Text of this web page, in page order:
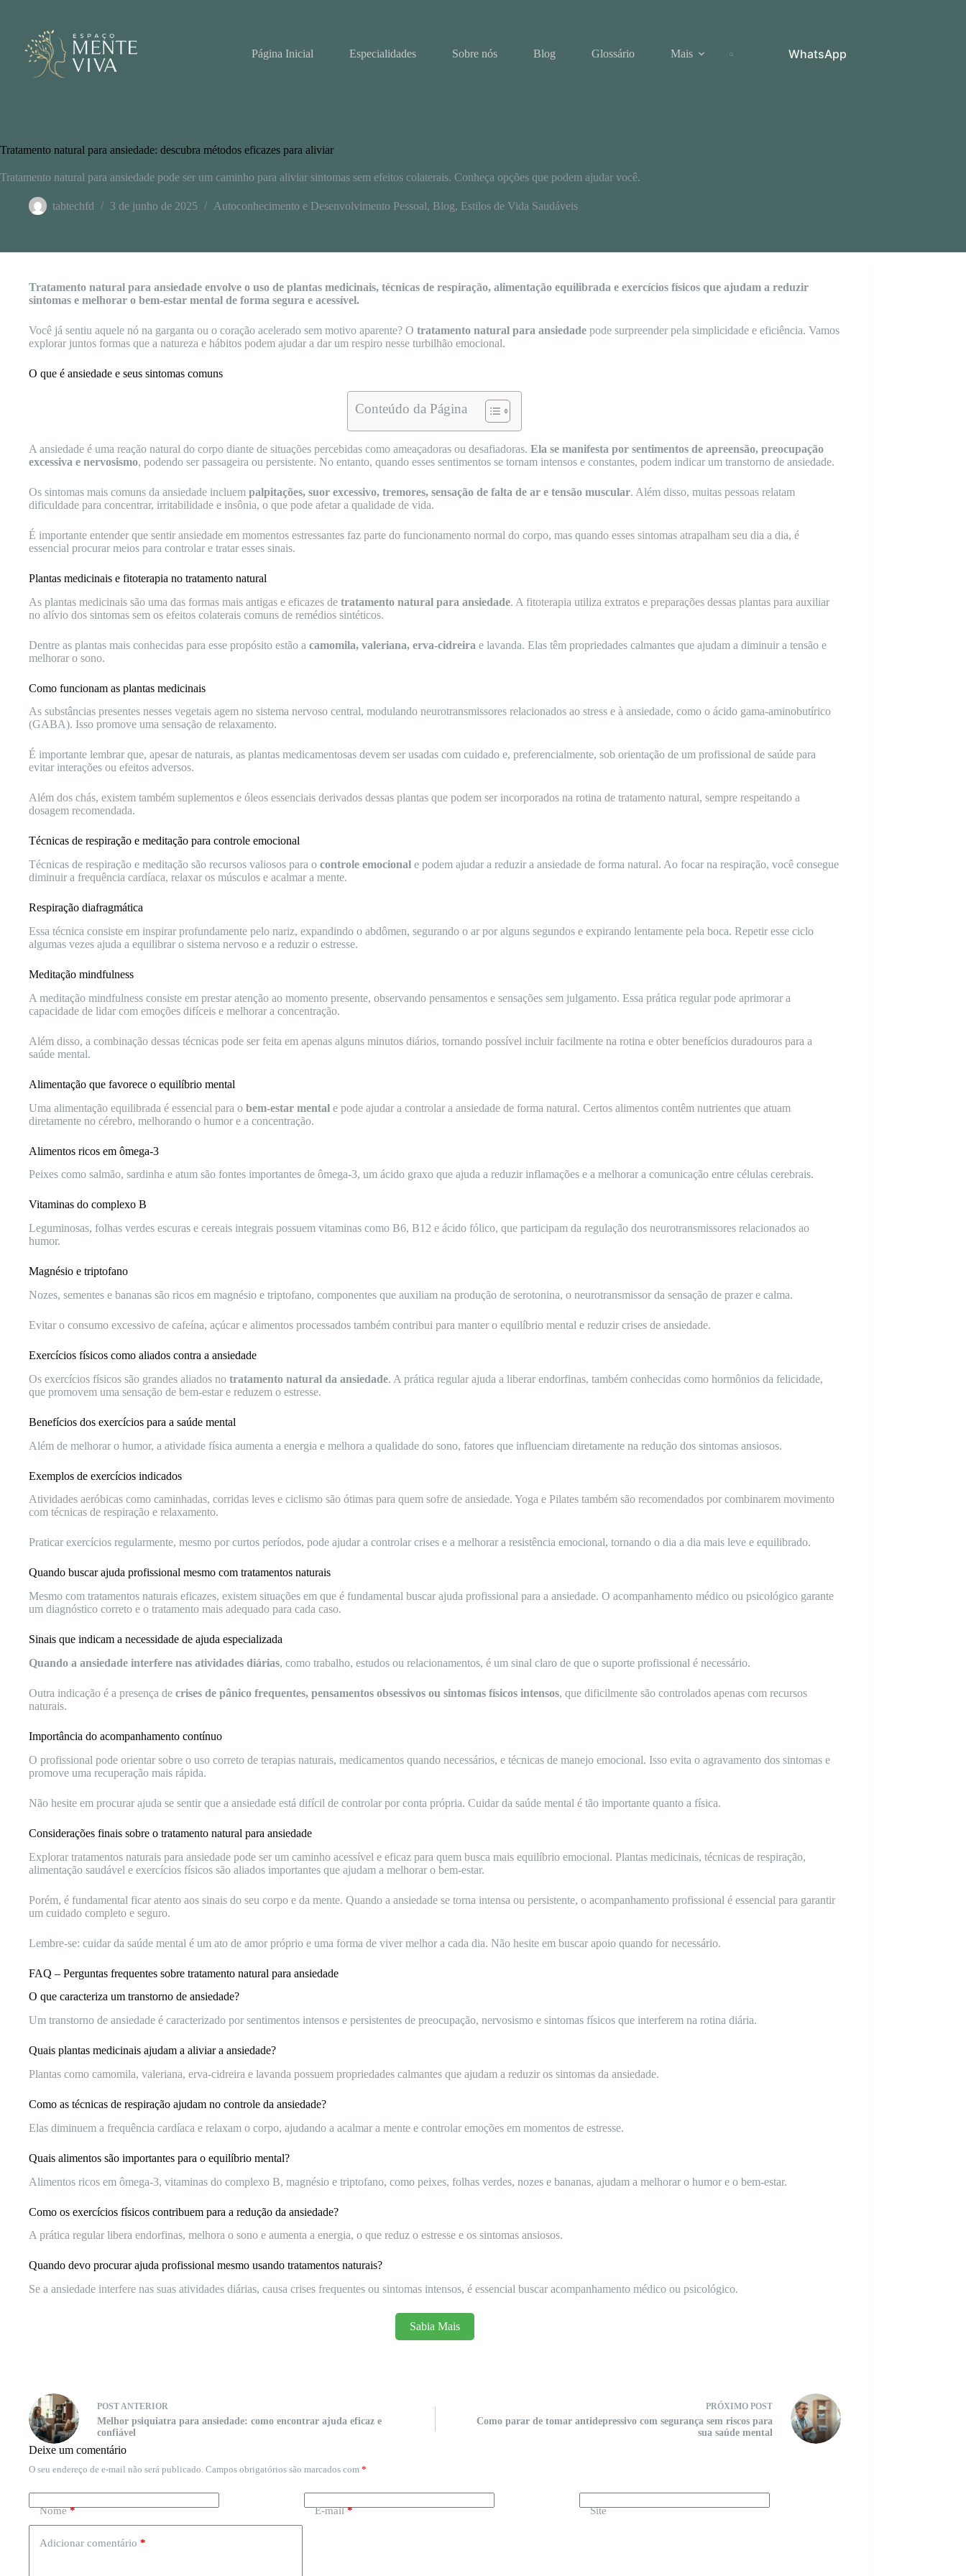
conteúdo
Página Inicial Especialidades Sobre nós Blog Glossário Mais WhatsApp
Tratamento natural para ansiedade: descubra métodos eficazes para aliviar
Tratamento natural para ansiedade pode ser um caminho para aliviar sintomas sem efeitos colaterais. Conheça opções que podem ajudar você.
tabtechfd 3 de junho de 2025 Autoconhecimento e Desenvolvimento Pessoal, Blog, Estilos de Vida Saudáveis
Tratamento natural para ansiedade envolve o uso de plantas medicinais, técnicas de respiração, alimentação equilibrada e exercícios físicos que ajudam a reduzir
sintomas e melhorar o bem-estar mental de forma segura e acessível.
Você já sentiu aquele nó na garganta ou o coração acelerado sem motivo aparente? O tratamento natural para ansiedade pode surpreender pela simplicidade e eficiência. Vamos
explorar juntos formas que a natureza e hábitos podem ajudar a dar um respiro nesse turbilhão emocional.
O que é ansiedade e seus sintomas comuns
Conteúdo da Página
A ansiedade é uma reação natural do corpo diante de situações percebidas como ameaçadoras ou desafiadoras. Ela se manifesta por sentimentos de apreensão, preocupação
excessiva e nervosismo, podendo ser passageira ou persistente. No entanto, quando esses sentimentos se tornam intensos e constantes, podem indicar um transtorno de ansiedade.
Os sintomas mais comuns da ansiedade incluem palpitações, suor excessivo, tremores, sensação de falta de ar e tensão muscular. Além disso, muitas pessoas relatam
dificuldade para concentrar, irritabilidade e insônia, o que pode afetar a qualidade de vida.
É importante entender que sentir ansiedade em momentos estressantes faz parte do funcionamento normal do corpo, mas quando esses sintomas atrapalham seu dia a dia, é
essencial procurar meios para controlar e tratar esses sinais.
Plantas medicinais e fitoterapia no tratamento natural
As plantas medicinais são uma das formas mais antigas e eficazes de tratamento natural para ansiedade. A fitoterapia utiliza extratos e preparações dessas plantas para auxiliar
no alívio dos sintomas sem os efeitos colaterais comuns de remédios sintéticos.
Dentre as plantas mais conhecidas para esse propósito estão a camomila, valeriana, erva-cidreira e lavanda. Elas têm propriedades calmantes que ajudam a diminuir a tensão e
melhorar o sono.
Como funcionam as plantas medicinais
As substâncias presentes nesses vegetais agem no sistema nervoso central, modulando neurotransmissores relacionados ao stress e à ansiedade, como o ácido gama-aminobutírico
(GABA). Isso promove uma sensação de relaxamento.
É importante lembrar que, apesar de naturais, as plantas medicamentosas devem ser usadas com cuidado e, preferencialmente, sob orientação de um profissional de saúde para
evitar interações ou efeitos adversos.
Além dos chás, existem também suplementos e óleos essenciais derivados dessas plantas que podem ser incorporados na rotina de tratamento natural, sempre respeitando a
dosagem recomendada.
Técnicas de respiração e meditação para controle emocional
Técnicas de respiração e meditação são recursos valiosos para o controle emocional e podem ajudar a reduzir a ansiedade de forma natural. Ao focar na respiração, você consegue
diminuir a frequência cardíaca, relaxar os músculos e acalmar a mente.
Respiração diafragmática
Essa técnica consiste em inspirar profundamente pelo nariz, expandindo o abdômen, segurando o ar por alguns segundos e expirando lentamente pela boca. Repetir esse ciclo
algumas vezes ajuda a equilibrar o sistema nervoso e a reduzir o estresse.
Meditação mindfulness
A meditação mindfulness consiste em prestar atenção ao momento presente, observando pensamentos e sensações sem julgamento. Essa prática regular pode aprimorar a
capacidade de lidar com emoções difíceis e melhorar a concentração.
Além disso, a combinação dessas técnicas pode ser feita em apenas alguns minutos diários, tornando possível incluir facilmente na rotina e obter benefícios duradouros para a
saúde mental.
Alimentação que favorece o equilíbrio mental
Uma alimentação equilibrada é essencial para o bem-estar mental e pode ajudar a controlar a ansiedade de forma natural. Certos alimentos contêm nutrientes que atuam
diretamente no cérebro, melhorando o humor e a concentração.
Alimentos ricos em ômega-3
Peixes como salmão, sardinha e atum são fontes importantes de ômega-3, um ácido graxo que ajuda a reduzir inflamações e a melhorar a comunicação entre células cerebrais.
Vitaminas do complexo B
Leguminosas, folhas verdes escuras e cereais integrais possuem vitaminas como B6, B12 e ácido fólico, que participam da regulação dos neurotransmissores relacionados ao
humor.
Magnésio e triptofano
Nozes, sementes e bananas são ricos em magnésio e triptofano, componentes que auxiliam na produção de serotonina, o neurotransmissor da sensação de prazer e calma.
Evitar o consumo excessivo de cafeína, açúcar e alimentos processados também contribui para manter o equilíbrio mental e reduzir crises de ansiedade.
Exercícios físicos como aliados contra a ansiedade
Os exercícios físicos são grandes aliados no tratamento natural da ansiedade. A prática regular ajuda a liberar endorfinas, também conhecidas como hormônios da felicidade,
que promovem uma sensação de bem-estar e reduzem o estresse.
Benefícios dos exercícios para a saúde mental
Além de melhorar o humor, a atividade física aumenta a energia e melhora a qualidade do sono, fatores que influenciam diretamente na redução dos sintomas ansiosos.
Exemplos de exercícios indicados
Atividades aeróbicas como caminhadas, corridas leves e ciclismo são ótimas para quem sofre de ansiedade. Yoga e Pilates também são recomendados por combinarem movimento
com técnicas de respiração e relaxamento.
Praticar exercícios regularmente, mesmo por curtos períodos, pode ajudar a controlar crises e a melhorar a resistência emocional, tornando o dia a dia mais leve e equilibrado.
Quando buscar ajuda profissional mesmo com tratamentos naturais
Mesmo com tratamentos naturais eficazes, existem situações em que é fundamental buscar ajuda profissional para a ansiedade. O acompanhamento médico ou psicológico garante
um diagnóstico correto e o tratamento mais adequado para cada caso.
Sinais que indicam a necessidade de ajuda especializada
Quando a ansiedade interfere nas atividades diárias, como trabalho, estudos ou relacionamentos, é um sinal claro de que o suporte profissional é necessário.
Outra indicação é a presença de crises de pânico frequentes, pensamentos obsessivos ou sintomas físicos intensos, que dificilmente são controlados apenas com recursos
naturais.
Importância do acompanhamento contínuo
O profissional pode orientar sobre o uso correto de terapias naturais, medicamentos quando necessários, e técnicas de manejo emocional. Isso evita o agravamento dos sintomas e
promove uma recuperação mais rápida.
Não hesite em procurar ajuda se sentir que a ansiedade está difícil de controlar por conta própria. Cuidar da saúde mental é tão importante quanto a física.
Considerações finais sobre o tratamento natural para ansiedade
Explorar tratamentos naturais para ansiedade pode ser um caminho acessível e eficaz para quem busca mais equilíbrio emocional. Plantas medicinais, técnicas de respiração,
alimentação saudável e exercícios físicos são aliados importantes que ajudam a melhorar o bem-estar.
Porém, é fundamental ficar atento aos sinais do seu corpo e da mente. Quando a ansiedade se torna intensa ou persistente, o acompanhamento profissional é essencial para garantir
um cuidado completo e seguro.
Lembre-se: cuidar da saúde mental é um ato de amor próprio e uma forma de viver melhor a cada dia. Não hesite em buscar apoio quando for necessário.
FAQ – Perguntas frequentes sobre tratamento natural para ansiedade
O que caracteriza um transtorno de ansiedade?
Um transtorno de ansiedade é caracterizado por sentimentos intensos e persistentes de preocupação, nervosismo e sintomas físicos que interferem na rotina diária.
Quais plantas medicinais ajudam a aliviar a ansiedade?
Plantas como camomila, valeriana, erva-cidreira e lavanda possuem propriedades calmantes que ajudam a reduzir os sintomas da ansiedade.
Como as técnicas de respiração ajudam no controle da ansiedade?
Elas diminuem a frequência cardíaca e relaxam o corpo, ajudando a acalmar a mente e controlar emoções em momentos de estresse.
Quais alimentos são importantes para o equilíbrio mental?
Alimentos ricos em ômega-3, vitaminas do complexo B, magnésio e triptofano, como peixes, folhas verdes, nozes e bananas, ajudam a melhorar o humor e o bem-estar.
Como os exercícios físicos contribuem para a redução da ansiedade?
A prática regular libera endorfinas, melhora o sono e aumenta a energia, o que reduz o estresse e os sintomas ansiosos.
Quando devo procurar ajuda profissional mesmo usando tratamentos naturais?
Se a ansiedade interfere nas suas atividades diárias, causa crises frequentes ou sintomas intensos, é essencial buscar acompanhamento médico ou psicológico.
Sabia Mais
POST ANTERIOR
Melhor psiquiatra para ansiedade: como encontrar ajuda eficaz e
confiável
PRÓXIMO POST
Como parar de tomar antidepressivo com segurança sem riscos para
sua saúde mental
Deixe um comentário
O seu endereço de e-mail não será publicado. Campos obrigatórios são marcados com *
Nome* E-mail* Site
Adicionar comentário *